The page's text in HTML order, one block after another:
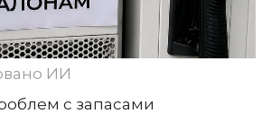
ИИ
с запасами